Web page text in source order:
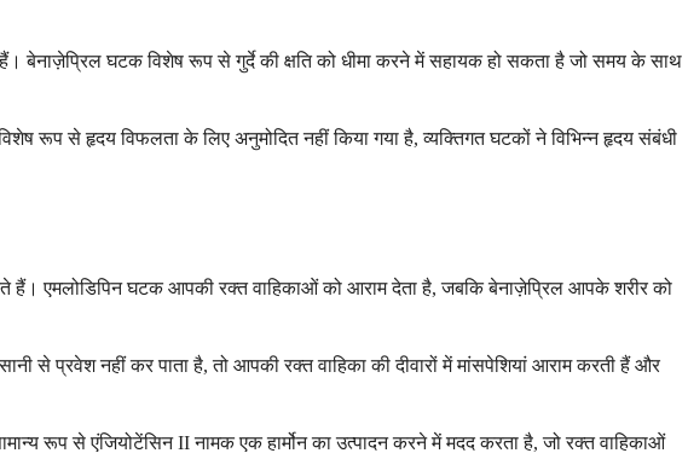
घटक विशेष रूप से गुर्दे की क्षति को धीमा करने में सहायक हो सकता है जो समय के साथ
रूप से हृदय विफलता के लिए अनुमोदित नहीं किया गया है, व्यक्तिगत घटकों ने विभिन्न हृदय संबंधी
हैं। एमलोडिपिन घटक आपकी रक्त वाहिकाओं को आराम देता है, जबकि बेनाज़ेप्रिल आपके शरीर को
प्रवेश नहीं कर पाता है, तो आपकी रक्त वाहिका की दीवारों में मांसपेशियां आराम करती हैं और
रूप से एंजियोटेंसिन II नामक एक हार्मोन का उत्पादन करने में मदद करता है, जो रक्त वाहिकाओं